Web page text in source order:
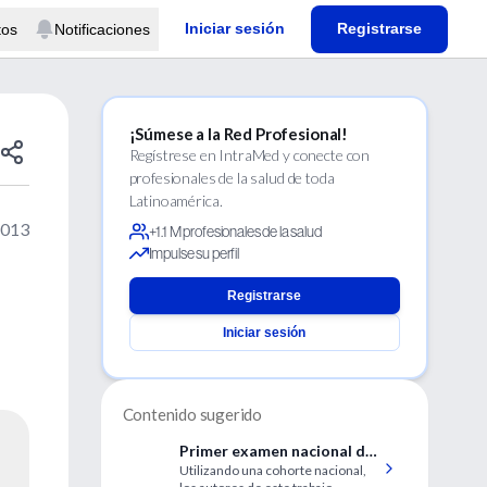
Notificaciones Iniciar sesión Registrarse
¡Súmese a la Red Profesional!
Regístrese en IntraMed y conecte con
profesionales de la salud de toda
Latinoamérica.
+1.1 M profesionales de la salud
Impulse su perfil
Registrarse
Iniciar sesión
Contenido sugerido
Primer examen nacional de
resultados y tendencias en
Utilizando una cohorte nacional,